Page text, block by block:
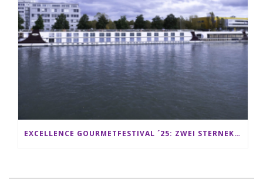
EXCELLENCE GOURMETFESTIVAL ´25: ZWEI STERNEKÖCHE ANTONIO GUIDA & DARIO MORESCO VERWÖHNEN IHRE GÄSTE AUF EINER LUXERIÖSEN SCHIFFSREISE